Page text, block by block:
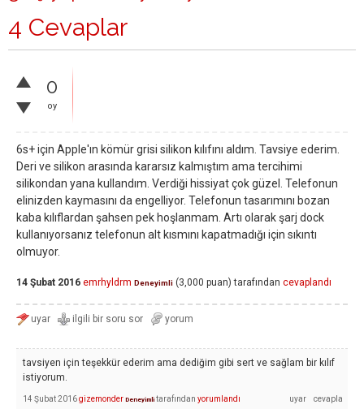
4 Cevaplar
0
oy
6s+ için Apple'ın kömür grisi silikon kılıfını aldım. Tavsiye ederim.
Deri ve silikon arasında kararsız kalmıştım ama tercihimi
silikondan yana kullandım. Verdiği hissiyat çok güzel. Telefonun
elinizden kaymasını da engelliyor. Telefonun tasarımını bozan
kaba kılıflardan şahsen pek hoşlanmam. Artı olarak şarj dock
kullanıyorsanız telefonun alt kısmını kapatmadığı için sıkıntı
olmuyor.
14 Şubat 2016 emrhyldrm Deneyimli (3,000 puan) tarafından cevaplandı
tavsiyen için teşekkür ederim ama dediğim gibi sert ve sağlam bir kılıf
istiyorum.
14 Şubat 2016gizemonder Deneyimli tarafından yorumlandı